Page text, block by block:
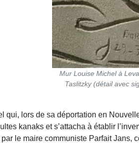
Mur Louise Michel à
Taslitzky (détail avec
qui, lors de sa déportation en
kanaks et s’attacha à établir
le maire communiste Parfait Jans,